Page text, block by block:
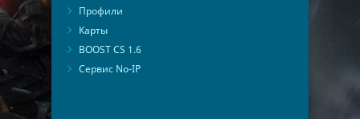
Профили
Карты
BOOST CS 1.6
Сервис No-IP